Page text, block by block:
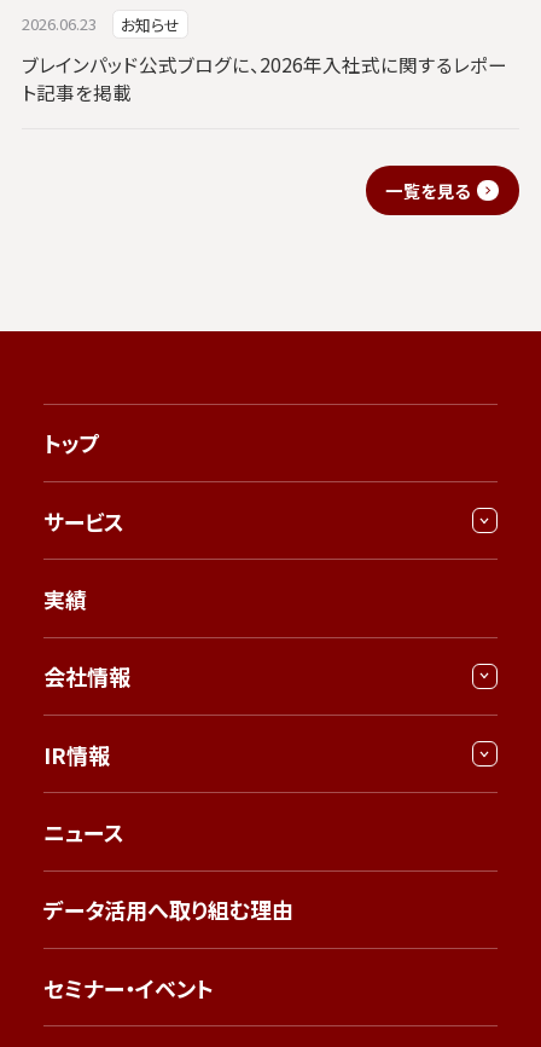
2026.06.23 お知らせ
ブレインパッド公式ブログに、2026年入社式に関するレポー
ト記事を掲載
一覧を見る
トップ
サービス
実績
会社情報
IR情報
ニュース
データ活用へ取り組む理由
セミナー・イベント